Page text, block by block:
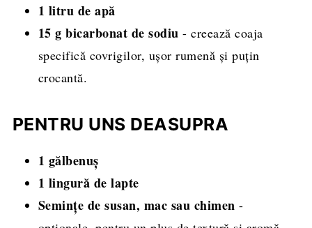
1 litru de apă
15 g bicarbonat de sodiu - creează coaja
specifică covrigilor, ușor rumenă și puțin
crocantă.
PENTRU UNS DEASUPRA
1 gălbenuș
1 lingură de lapte
Semințe de susan, mac sau chimen -